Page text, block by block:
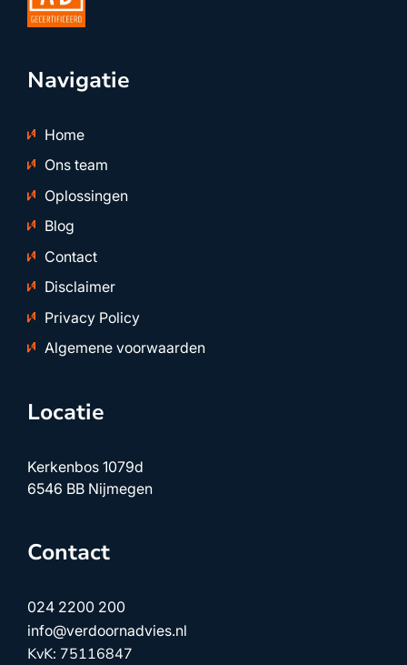
Navigatie
Home
Ons team
Oplossingen
Blog
Contact
Disclaimer
Privacy Policy
Algemene voorwaarden
Locatie
Kerkenbos 1079d
6546 BB Nijmegen
Contact
024 2200 200
info@verdoornadvies.nl
KvK: 75116847